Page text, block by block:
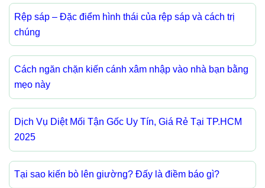
Rệp sáp – Đặc điểm hình thái của rệp sáp và cách trị
chúng
Cách ngăn chặn kiến cánh xâm nhập vào nhà bạn bằng
mẹo này
Dịch Vụ Diệt Mối Tận Gốc Uy Tín, Giá Rẻ Tại TP.HCM
2025
Tại sao kiến bò lên giường? Đấy là điềm báo gì?